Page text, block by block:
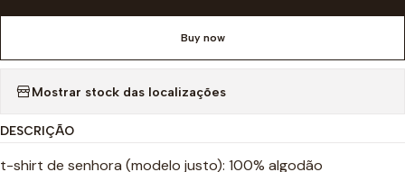
Buy now
Mostrar stock das localizações
DESCRIÇÃO
t-shirt de senhora (modelo justo): 100% algodão